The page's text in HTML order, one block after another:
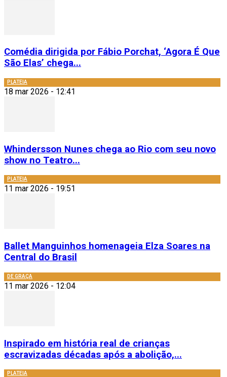
Comédia dirigida por Fábio Porchat, ‘Agora É Que
São Elas’ chega...
PLATEIA
18 mar 2026 - 12:41
Whindersson Nunes chega ao Rio com seu novo
show no Teatro...
PLATEIA
11 mar 2026 - 19:51
Ballet Manguinhos homenageia Elza Soares na
Central do Brasil
DE GRAÇA
11 mar 2026 - 12:04
Inspirado em história real de crianças
escravizadas décadas após a abolição,...
PLATEIA